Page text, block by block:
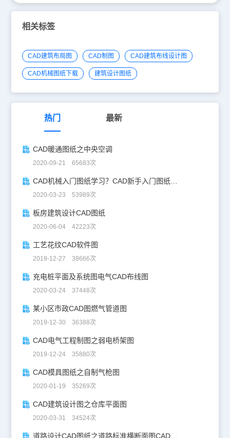
相关标签
CAD建筑布局图 CAD制图 CAD建筑布线设计图
CAD机械图纸下载 建筑设计图纸
热门 最新
CAD暖通图纸之中央空调
2020-09-21 65683次
CAD机械入门图纸学习？CAD新手入门图纸练习
2020-03-23 53989次
板房建筑设计CAD图纸
2020-06-04 42223次
工艺花纹CAD软件图
2019-12-27 38666次
充电桩平面及系统图电气CAD布线图
2020-03-24 37448次
某小区市政CAD图燃气管道图
2019-12-30 36388次
CAD电气工程制图之弱电桥架图
2019-12-24 35880次
CAD模具图纸之自制气枪图
2020-01-19 35269次
CAD建筑设计图之仓库平面图
2020-03-31 34524次
道路设计CAD图纸之道路标准横断面图CAD图纸